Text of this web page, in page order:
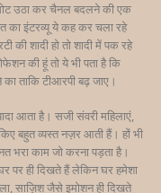
उठा कर चैनल बदलने की एक
का इंटरव्यू ये कह कर चला रहे
की शादी हो तो शादी में पक रहे
की हूं तो ये भी पता है कि
का ताकि टीआरपी बढ़ जाए।
आता है। सजी संवरी महिलाएं,
बहुत व्यस्त नज़र आती हैं। हों भी
भरा काम जो करना पड़ता है।
पर ही दिखते हैं लेकिन घर हमेशा
साज़िश जैसे इमोशन ही दिखते